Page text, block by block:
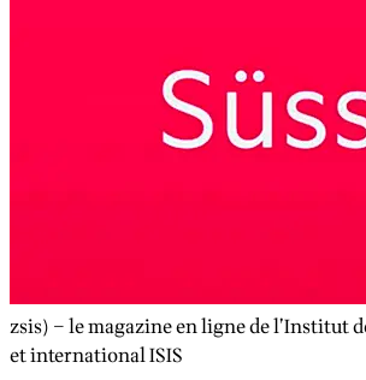
zsis) – le magazine en ligne de l’Institut
et international ISIS